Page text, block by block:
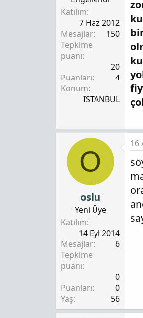
Katılım
7 Haz 2012
Mesajlar
150
Tepkime
puanı
20
Puanları
4
Konum
ISTANBUL
O
oslu
Yeni Üye
Katılım
14 Eyl 2014
Mesajlar
6
Tepkime
puanı
0
Puanları
0
Yaş
56
16